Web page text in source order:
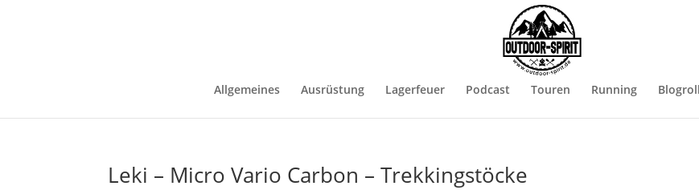
Allgemeines Ausrüstung Lagerfeuer Podcast Touren Running Blogroll
Leki – Micro Vario Carbon – Trekkingstöcke